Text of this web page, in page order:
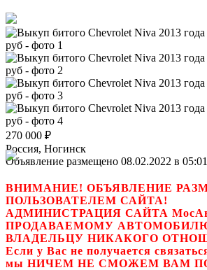
270 000 ₽
Россия, Ногинск
Объявление размещено 08.02.2022 в 05:01
ВНИМАНИЕ! ОБЪЯВЛЕНИЕ
ПОЛЬЗОВАТЕЛЕМ САЙТА!
АДМИНИСТРАЦИЯ САЙТА
ПРОДАВАЕМОМУ
ВЛАДЕЛЬЦУ НИКАКОГО
Если у Вас не получается
мы НИЧЕМ НЕ СМОЖЕМ ВАМ